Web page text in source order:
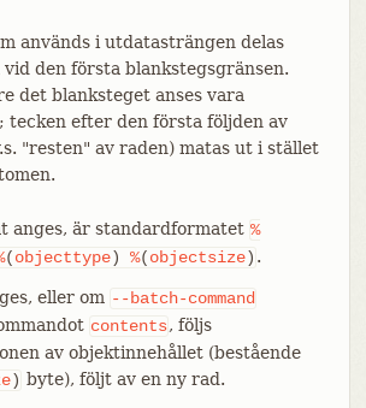
används i utdatasträngen delas
den första blankstegsgränsen.
det blanksteget anses vara
tecken efter den första följden av
"resten" av raden) matas ut i stället
anges, är standardformatet %
(objecttype) %(objectsize) .
eller om --batch-command
contents, följs
av objektinnehållet (bestående
) byte), följt av en ny rad.